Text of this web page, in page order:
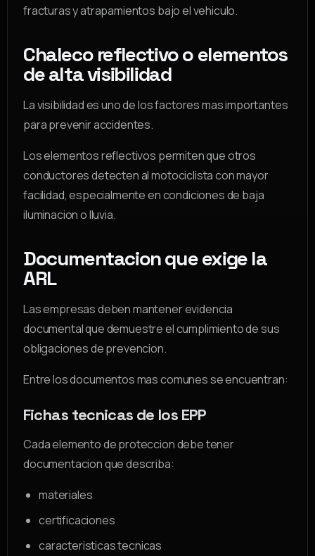
fracturas y atrapamientos bajo el vehiculo.
Chaleco reflectivo o elementos
de alta visibilidad
La visibilidad es uno de los factores mas importantes
para prevenir accidentes.
Los elementos reflectivos permiten que otros
conductores detecten al motociclista con mayor
facilidad, especialmente en condiciones de baja
iluminacion o lluvia.
Documentacion que exige la
ARL
Las empresas deben mantener evidencia
documental que demuestre el cumplimiento de sus
obligaciones de prevencion.
Entre los documentos mas comunes se encuentran:
Fichas tecnicas de los EPP
Cada elemento de proteccion debe tener
documentacion que describa:
materiales
certificaciones
caracteristicas tecnicas